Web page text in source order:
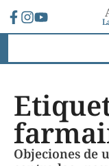
Objeciones de